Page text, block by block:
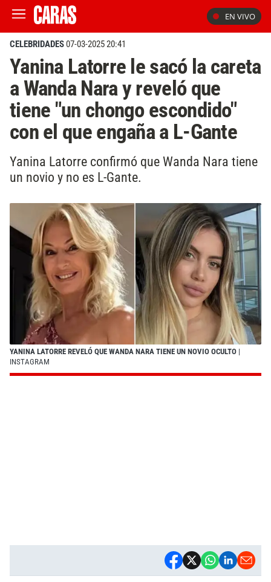
EN VIVO
CELEBRIDADES07-03-2025 20:41
Yanina Latorre le sacó la careta
a Wanda Nara y reveló que
tiene "un chongo escondido"
con el que engaña a L-Gante
Yanina Latorre confirmó que Wanda Nara tiene
un novio y no es L-Gante.
YANINA LATORRE REVELÓ QUE WANDA NARA TIENE UN NOVIO OCULTO |
INSTAGRAM